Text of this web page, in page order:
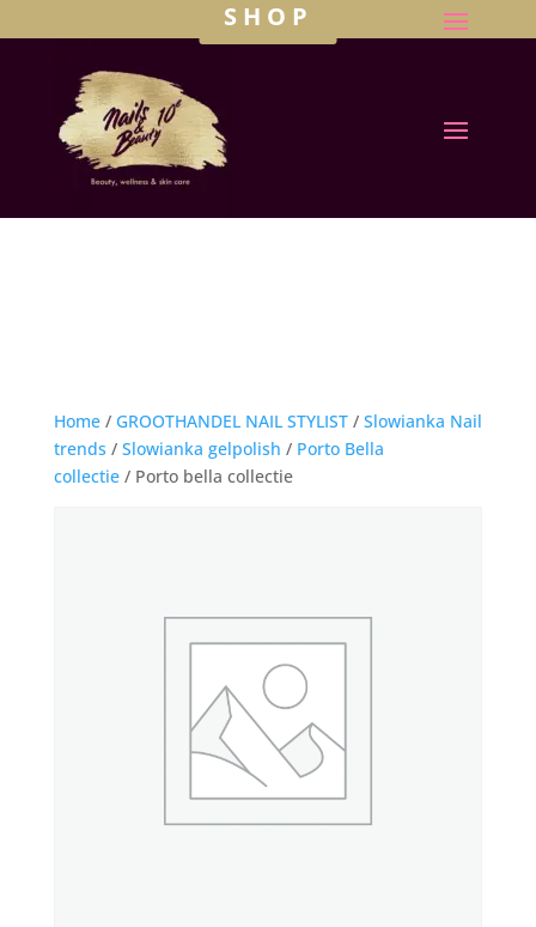
SHOP
Home/ GROOTHANDEL NAIL STYLIST/ Slowianka Nail
trends / Slowianka gelpolish / Porto Bella
collectie/ Porto bella collectie